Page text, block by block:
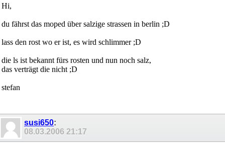
Hi,
du fährst das moped über salzige strassen in berlin ;D
lass den rost wo er ist, es wird schlimmer ;D
die ls ist bekannt fürs rosten und nun noch salz,
das verträgt die nicht ;D
stefan
susi650:
08.03.2006 21:17